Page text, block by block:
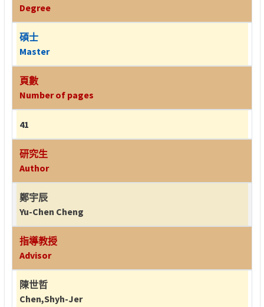
Degree
碩士
Master
頁數
Number of pages
41
研究生
Author
鄭宇辰
Yu-Chen Cheng
指導教授
Advisor
陳世哲
Chen,Shyh-Jer